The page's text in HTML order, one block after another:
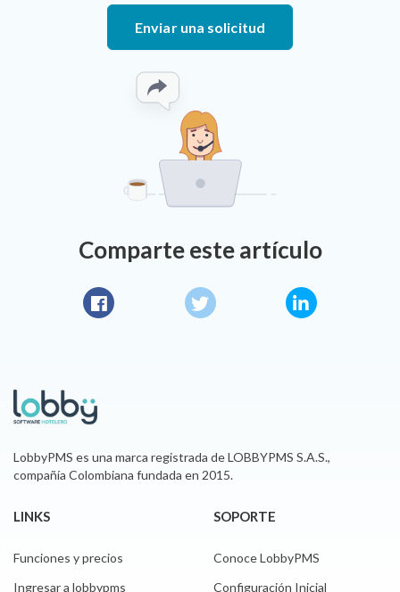
Enviar una solicitud
Comparte este artículo
Twitter LinkedIn
LobbyPMS es una marca registrada de LOBBYPMS S.A.S.,
compañía Colombiana fundada en 2015.
LINKS
Funciones y precios
Ingresar a lobbypms
SOPORTE
Conoce LobbyPMS
Configuración Inicial